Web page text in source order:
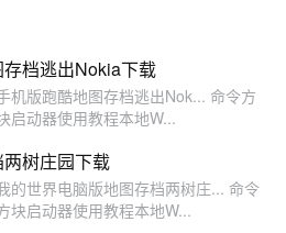
档逃出Nokia下载
机版跑酷地图存档逃出Nok... 命令方
启动器使用教程本地W...
树庄园下载
的世界电脑版地图存档两树庄... 命令
块启动器使用教程本地W...